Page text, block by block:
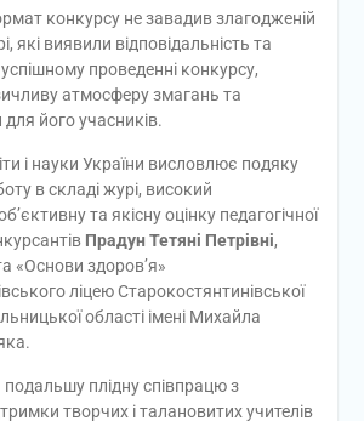
конкурсу не завадив злагодженій
які виявили відповідальність та
успішному проведенні конкурсу,
атмосферу змагань та
його учасників.
і науки України висловлює подяку
в складі журі, високий
та якісну оцінку педагогічної
Прадун Тетяні Петрівні,
«Основи здоров’я»
ліцею Старокостянтинівської
області імені Михайла
плідну співпрацю з
творчих і талановитих учителів